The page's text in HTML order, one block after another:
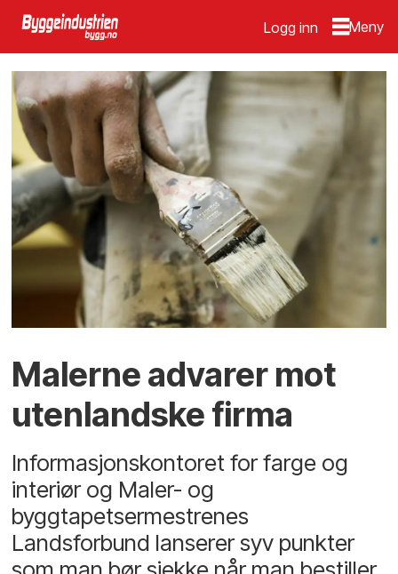
Logg inn
Malerne advarer mot
utenlandske firma
Informasjonskontoret for farge og
interiør og Maler- og
byggtapetsermestrenes
Landsforbund lanserer syv punkter